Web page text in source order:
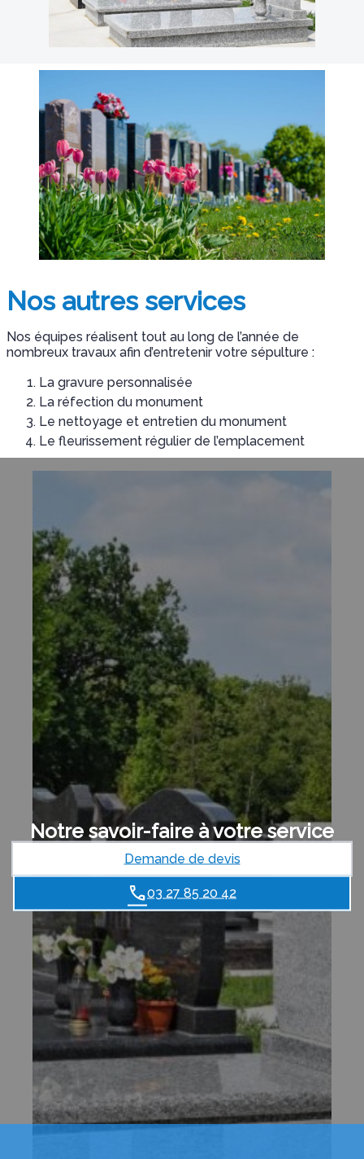
Nos autres services
Nos équipes réalisent tout au long de l’année de
nombreux travaux afin d’entretenir votre sépulture :
La gravure personnalisée
La réfection du monument
Le nettoyage et entretien du monument
Le fleurissement régulier de l’emplacement
Notre savoir-faire à votre service
Demande de devis
03 27 85 20 42